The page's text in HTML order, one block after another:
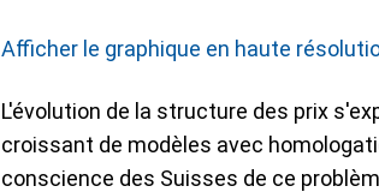
Afficher le graphique en haute
L'évolution de la structure des prix
croissant de modèles avec
conscience des Suisses de ce